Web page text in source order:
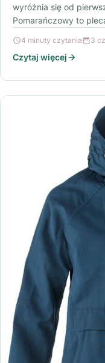
wyróżnia się od
Pomarańczowy to
4 minuty czytania 3
Czytaj więcej